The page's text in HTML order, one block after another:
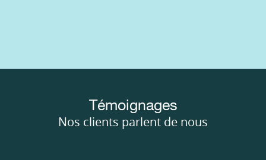
Témoignages
Nos clients parlent de nous